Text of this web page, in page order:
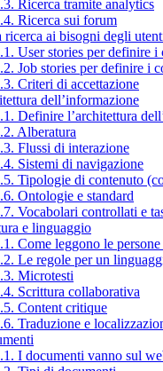
Ricerca tramite analytics
Ricerca sui forum
ricerca ai bisogni degli
User stories per definire i
Job stories per definire i
Criteri di accettazione
dell’informazione
Definire l’architettura
Alberatura
Flussi di interazione
Sistemi di navigazione
Tipologie di contenuto
Ontologie e standard
Vocabolari controllati e
e linguaggio
Come leggono le
Le regole per un
Microtesti
Scrittura collaborativa
Content critique
Traduzione e
I documenti vanno sul